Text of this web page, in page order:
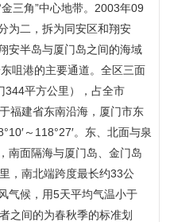
三角”中心地带。2003年09
为二，拆为同安区和翔安
安半岛与厦门岛之间的海域
咀港的主要通道。全区三面
344平方公里），占全市
福建省东南沿海，厦门市东
～118°27′。东、北面与泉
南面隔海与厦门岛、金门岛
，南北端跨度最长约33公
气候，用5天平均气温小于
之间的为春秋季的标准划